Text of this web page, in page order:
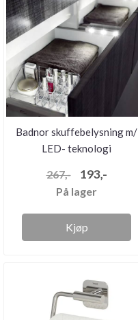
Badnor skuffebelysning m/
LED- teknologi
267,- 193,-
På lager
Kjøp